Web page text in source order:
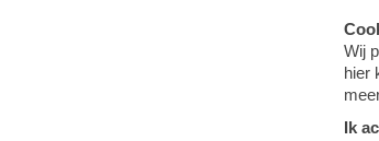
Cookie-instellingen